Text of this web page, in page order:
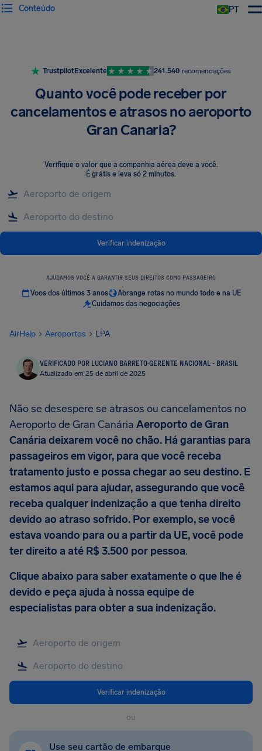
PT
Conteúdo
TrustpilotExcelente 241.540 recomendações
Quanto você pode receber por
cancelamentos e atrasos no aeroporto
Gran Canaria?
Verifique o valor que a companhia aérea deve a você.
É grátis e leva só 2 minutos.
Verificar indenização
AJUDAMOS VOCÊ A GARANTIR SEUS DIREITOS COMO PASSAGEIRO
Voos dos últimos 3 anos
Abrange rotas no mundo todo e na UE
Cuidamos das negociações
AirHelp Aeroportos LPA
VERIFICADO POR LUCIANO BARRETO·GERENTE NACIONAL - BRASIL
Atualizado em 25 de abril de 2025
Não se desespere se atrasos ou cancelamentos no
Aeroporto de Gran Canária Aeroporto de Gran
Canária deixarem você no chão. Há garantias para
passageiros em vigor, para que você receba
tratamento justo e possa chegar ao seu destino. E
estamos aqui para ajudar, assegurando que você
receba qualquer indenização a que tenha direito
devido ao atraso sofrido. Por exemplo, se você
estava voando para ou a partir da UE, você pode
ter direito a até R$ 3.500 por pessoa.
Clique abaixo para saber exatamente o que lhe é
devido e peça ajuda à nossa equipe de
especialistas para obter a sua indenização.
Verificar indenização
ou
Use seu cartão de embarque